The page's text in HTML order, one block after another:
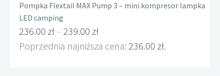
Pompka Flextail MAX Pump 3 – mini kompresor lampka
LED camping
236.00 zł – 239.00 zł
Zakres
Poprzednia najniższa cena: 236.00 zł.